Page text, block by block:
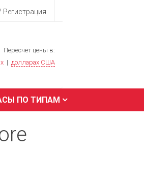
Регистрация
Пересчет цены в:
| долларах США
ПО ТИПАМ